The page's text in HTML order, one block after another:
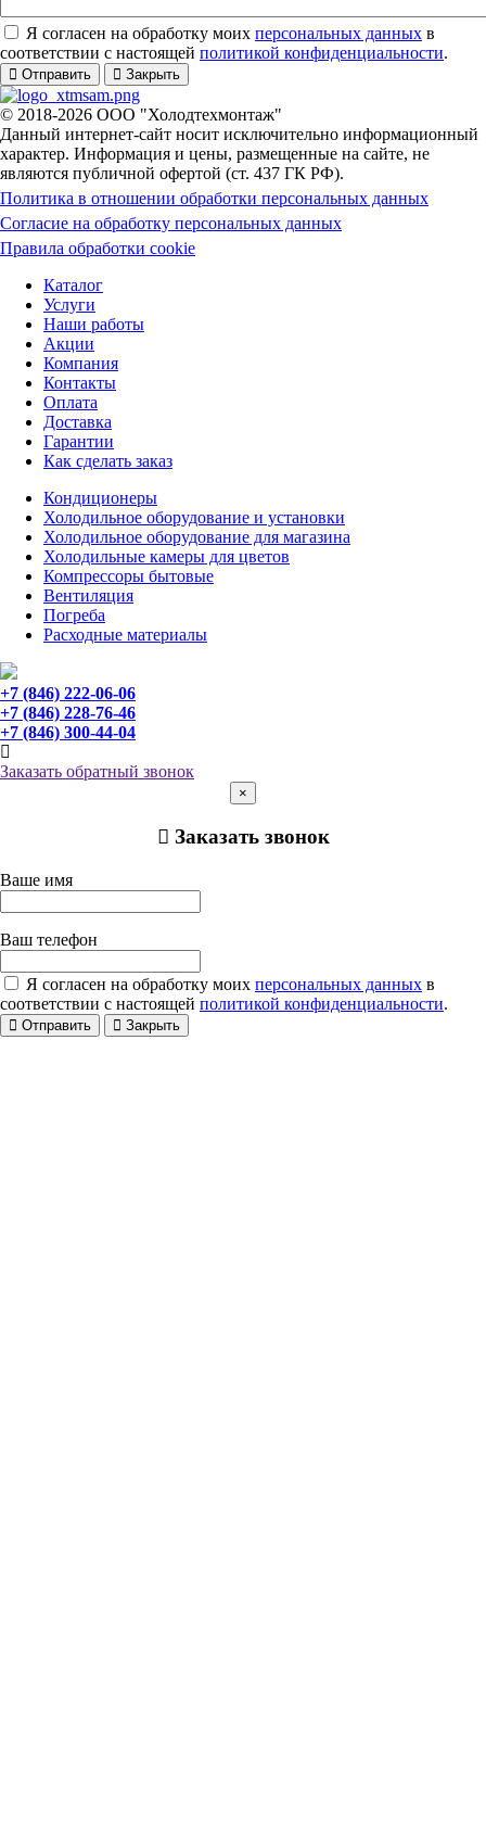
Я согласен на обработку моих персональных данных в
соответствии с настоящей политикой конфиденциальности.
Отправить Закрыть
© 2018-2026 ООО "Холодтехмонтаж"
Данный интернет-сайт носит исключительно информационный
характер. Информация и цены, размещенные на сайте, не
являются публичной офертой (ст. 437 ГК РФ).
Политика в отношении обработки персональных данных
Согласие на обработку персональных данных
Правила обработки cookie
Каталог
Услуги
Наши работы
Акции
Компания
Контакты
Оплата
Доставка
Гарантии
Как сделать заказ
Кондиционеры
Холодильное оборудование и установки
Холодильное оборудование для магазина
Холодильные камеры для цветов
Компрессоры бытовые
Вентиляция
Погреба
Расходные материалы
+7 (846) 222-06-06
+7 (846) 228-76-46
+7 (846) 300-44-04
Заказать обратный звонок
×
Заказать звонок
Ваше имя
Ваш телефон
Я согласен на обработку моих персональных данных в
соответствии с настоящей политикой конфиденциальности.
Отправить Закрыть